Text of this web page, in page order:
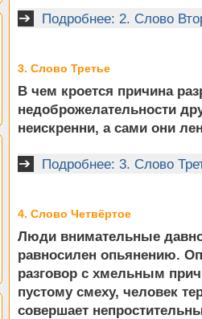
Подробнее: 2. Слово
3. Слово Третье
В чем кроется причина
недоброжелательности
неискренни, а сами они
Подробнее: 3. Слово
4. Слово Четвёртое
Люди внимательные
равносилен опьянению.
разговор с хмельным
пустому смеху, человек
совершает